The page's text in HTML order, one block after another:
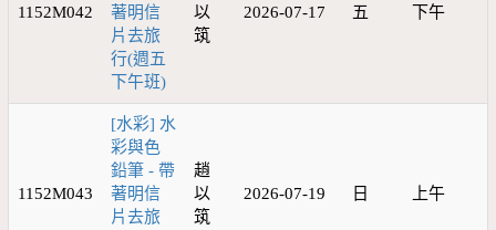
1152M042
著明信
片去旅
行(週五
下午班)
以
筑
2026-07-17 五 下午
1152M043
[水彩] 水
彩與色
鉛筆 - 帶
著明信
片去旅
趙
以
筑
2026-07-19 日 上午